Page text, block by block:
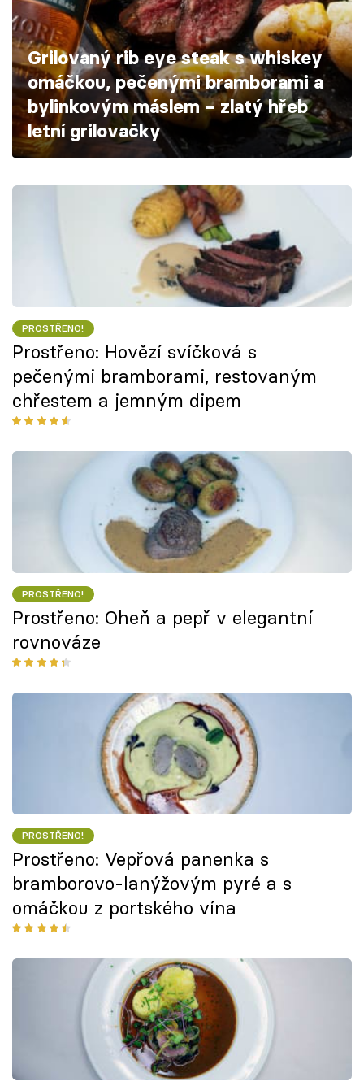
Škola vaření
Recepty z TV
Speciál: Cuketa
Těhotnej kuchař
Grilovaný rib eye steak s whiskey
omáčkou, pečenými bramborami a
bylinkovým máslem – zlatý hřeb
letní grilovačky
PROSTŘENO!
Prostřeno: Hovězí svíčková s
pečenými bramborami, restovaným
chřestem a jemným dipem
PROSTŘENO!
Prostřeno: Oheň a pepř v elegantní
rovnováze
PROSTŘENO!
Prostřeno: Vepřová panenka s
bramborovo-lanýžovým pyré a s
omáčkou z portského vína